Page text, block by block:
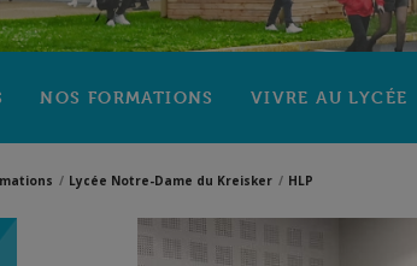
NOS FORMATIONS VIVRE AU LYCÉE
Lycée Notre-Dame du Kreisker HLP